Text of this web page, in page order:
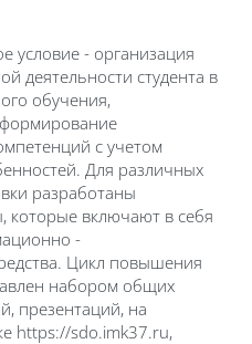
условие - организация
деятельности студента в
обучения,
с учетом
Для различных
разработаны
которые включают в себя
-
Цикл повышения
набором общих
презентаций, на
https://sdo.imk37.ru,